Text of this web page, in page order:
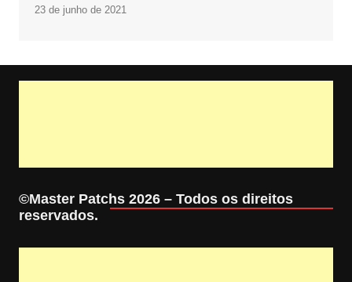
23 de junho de 2021
©Master Patchs 2026 – Todos os direitos
reservados.